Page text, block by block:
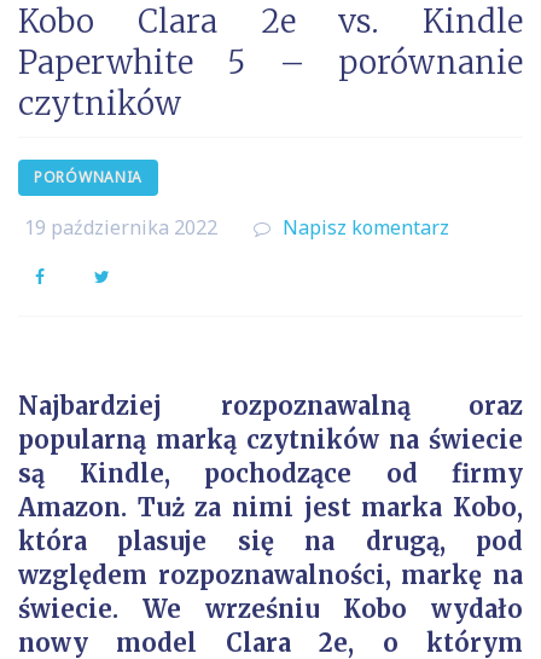
Kobo Clara 2e vs. Kindle
Paperwhite 5 – porównanie
czytników
PORÓWNANIA
19 października 2022 Napisz komentarz
Facebook
Najbardziej rozpoznawalną oraz
popularną marką czytników na świecie
są Kindle, pochodzące od firmy
Amazon. Tuż za nimi jest marka Kobo,
która plasuje się na drugą, pod
względem rozpoznawalności, markę na
świecie. We wrześniu Kobo wydało
nowy model Clara 2e, o którym